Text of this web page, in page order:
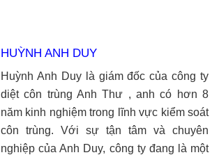
HUỲNH ANH DUY
Huỳnh Anh Duy là giám đốc của công ty
diệt côn trùng Anh Thư , anh có hơn 8
năm kinh nghiệm trong lĩnh vực kiểm soát
côn trùng. Với sự tận tâm và chuyên
nghiệp của Anh Duy, công ty đang là một